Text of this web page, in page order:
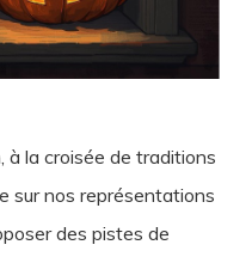
à la croisée de traditions
sur nos représentations
des pistes de